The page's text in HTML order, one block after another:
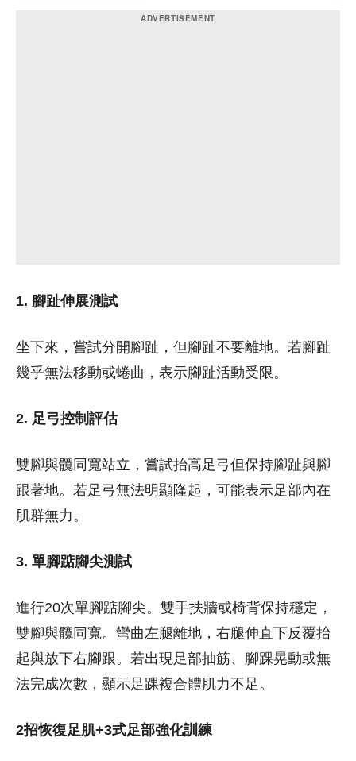
1. 腳趾伸展測試
坐下來，嘗試分開腳趾，但腳趾不要離地。若腳趾
幾乎無法移動或蜷曲，表示腳趾活動受限。
2. 足弓控制評估
雙腳與髖同寬站立，嘗試抬高足弓但保持腳趾與腳
跟著地。若足弓無法明顯隆起，可能表示足部內在
肌群無力。
3. 單腳踮腳尖測試
進行20次單腳踮腳尖。雙手扶牆或椅背保持穩定，
雙腳與髖同寬。彎曲左腿離地，右腿伸直下反覆抬
起與放下右腳跟。若出現足部抽筋、腳踝晃動或無
法完成次數，顯示足踝複合體肌力不足。
2招恢復足肌+3式足部強化訓練